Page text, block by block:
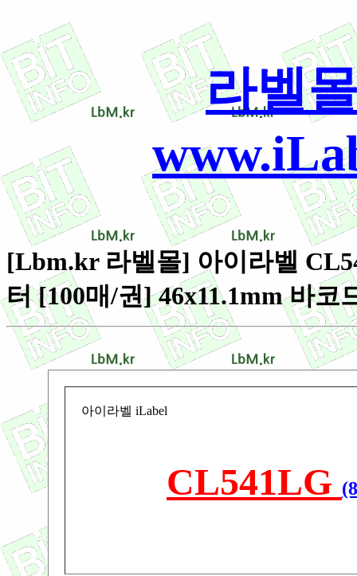
라벨
[Lbm.kr 라벨몰] 아이라벨
터 [100매/권] 46x11.1mm 바코
아이라벨 iLabel
CL541LG